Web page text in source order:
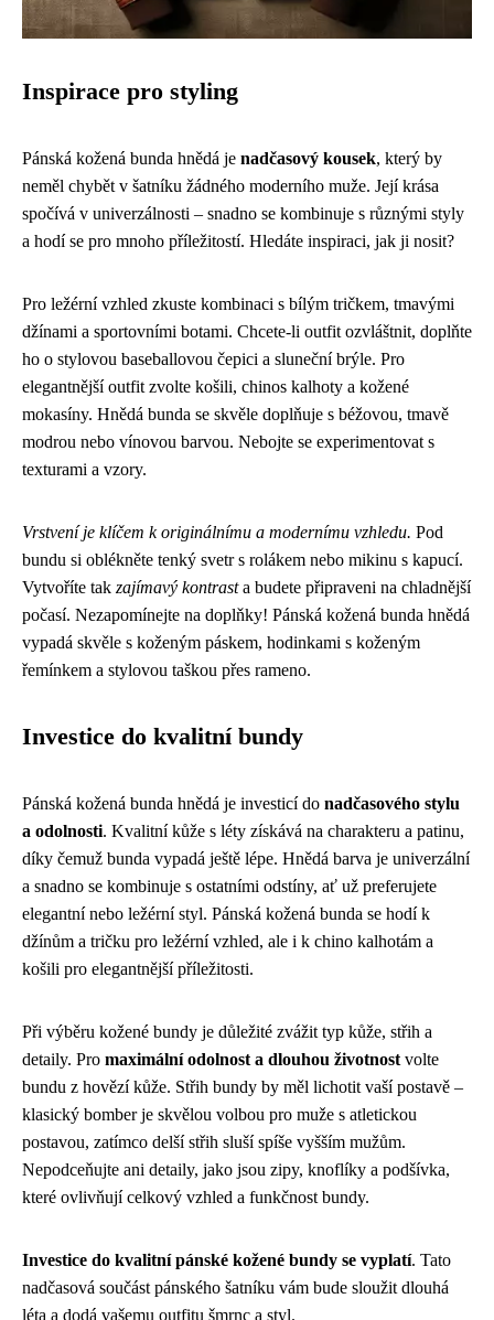
Inspirace pro styling
Pánská kožená bunda hnědá je nadčasový kousek, který by
neměl chybět v šatníku žádného moderního muže. Její krása
spočívá v univerzálnosti – snadno se kombinuje s různými styly
a hodí se pro mnoho příležitostí. Hledáte inspiraci, jak ji nosit?
Pro ležérní vzhled zkuste kombinaci s bílým tričkem, tmavými
džínami a sportovními botami. Chcete-li outfit ozvláštnit, doplňte
ho o stylovou baseballovou čepici a sluneční brýle. Pro
elegantnější outfit zvolte košili, chinos kalhoty a kožené
mokasíny. Hnědá bunda se skvěle doplňuje s béžovou, tmavě
modrou nebo vínovou barvou. Nebojte se experimentovat s
texturami a vzory.
Vrstvení je klíčem k originálnímu a modernímu vzhledu. Pod
bundu si oblékněte tenký svetr s rolákem nebo mikinu s kapucí.
Vytvoříte tak zajímavý kontrasta budete připraveni na chladnější
počasí. Nezapomínejte na doplňky! Pánská kožená bunda hnědá
vypadá skvěle s koženým páskem, hodinkami s koženým
řemínkem a stylovou taškou přes rameno.
Investice do kvalitní bundy
Pánská kožená bunda hnědá je investicí do nadčasového stylu
a odolnosti. Kvalitní kůže s léty získává na charakteru a patinu,
díky čemuž bunda vypadá ještě lépe. Hnědá barva je univerzální
a snadno se kombinuje s ostatními odstíny, ať už preferujete
elegantní nebo ležérní styl. Pánská kožená bunda se hodí k
džínům a tričku pro ležérní vzhled, ale i k chino kalhotám a
košili pro elegantnější příležitosti.
Při výběru kožené bundy je důležité zvážit typ kůže, střih a
detaily. Pro maximální odolnost a dlouhou životnost volte
bundu z hovězí kůže. Střih bundy by měl lichotit vaší postavě –
klasický bomber je skvělou volbou pro muže s atletickou
postavou, zatímco delší střih sluší spíše vyšším mužům.
Nepodceňujte ani detaily, jako jsou zipy, knoflíky a podšívka,
které ovlivňují celkový vzhled a funkčnost bundy.
Investice do kvalitní pánské kožené bundy se vyplatí. Tato
nadčasová součást pánského šatníku vám bude sloužit dlouhá
léta a dodá vašemu outfitu šmrnc a styl.